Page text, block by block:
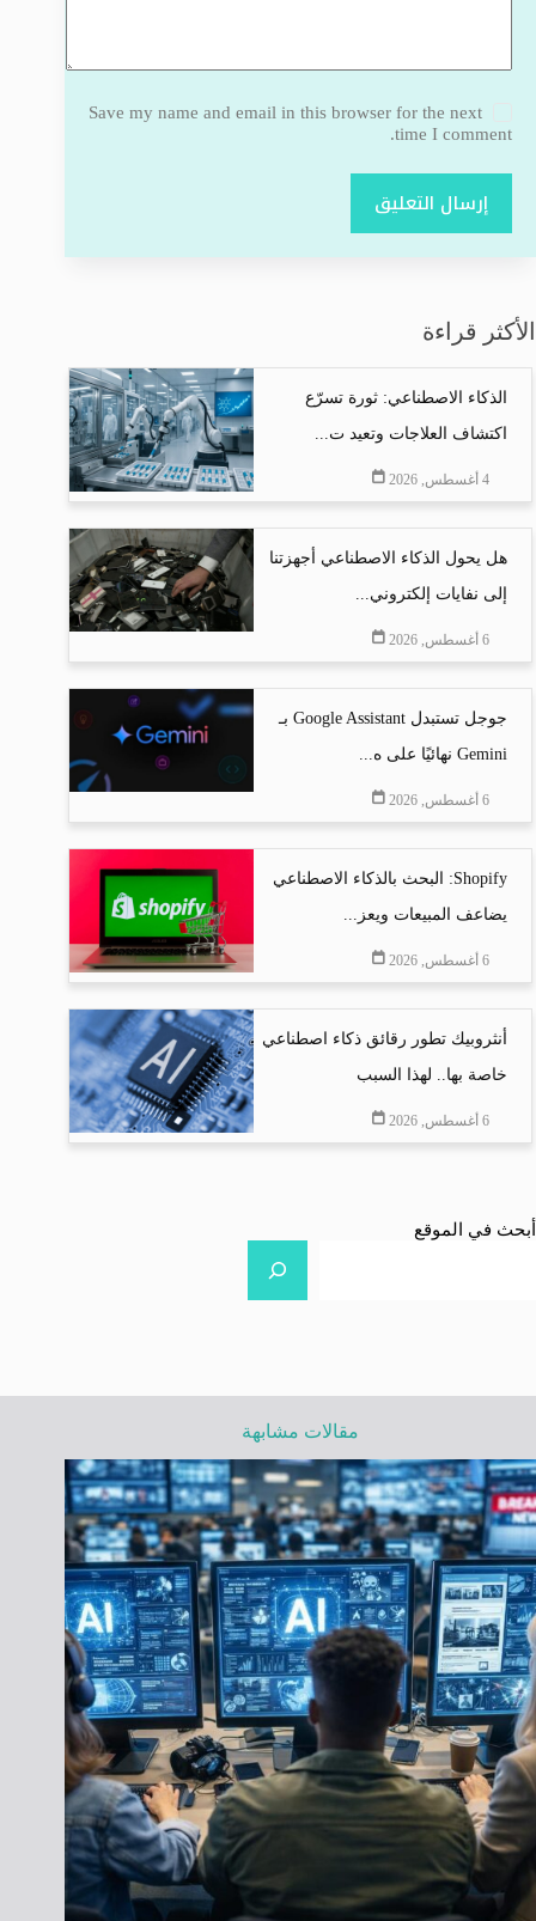
Save my name and email in this browser for the next
time I comment.
إرسال التعليق
الأكثر قراءة
الذكاء الاصطناعي: ثورة تسرّع
اكتشاف العلاجات وتعيد ت...
4 أغسطس, 2026
هل يحول الذكاء الاصطناعي أجهزتنا
إلى نفايات إلكتروني...
6 أغسطس, 2026
جوجل تستبدل Google Assistant بـ
Gemini نهائيًا على ه...
6 أغسطس, 2026
Shopify: البحث بالذكاء الاصطناعي
يضاعف المبيعات ويعز...
6 أغسطس, 2026
أنثروبيك تطور رقائق ذكاء اصطناعي
خاصة بها.. لهذا السبب
6 أغسطس, 2026
أبحث في الموقع
مقالات مشابهة